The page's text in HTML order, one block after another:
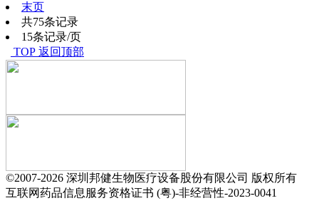
末页
共75条记录
15条记录/页
TOP 返回顶部
©2007-2026 深圳邦健生物医疗设备股份有限公司 版权所有
互联网药品信息服务资格证书 (粤)-非经营性-2023-0041